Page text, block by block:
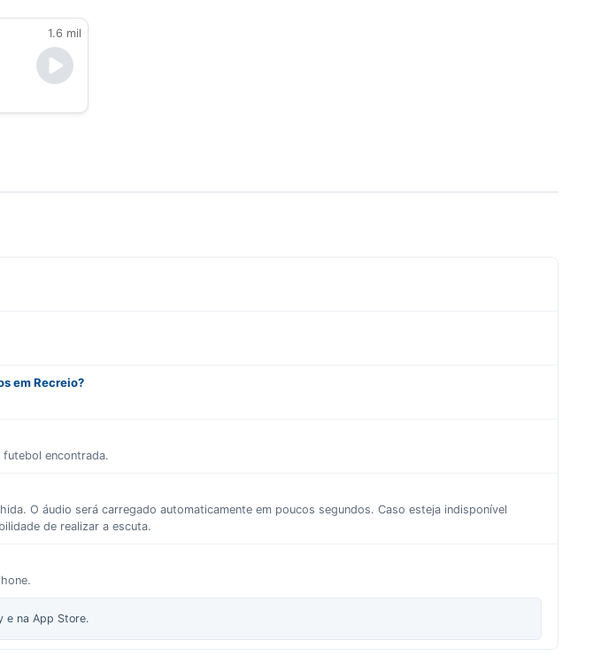
1.6 mil
em Recreio?
futebol encontrada.
O áudio será carregado automaticamente em poucos segundos. Caso esteja indisponível
de realizar a escuta.
e na App Store.